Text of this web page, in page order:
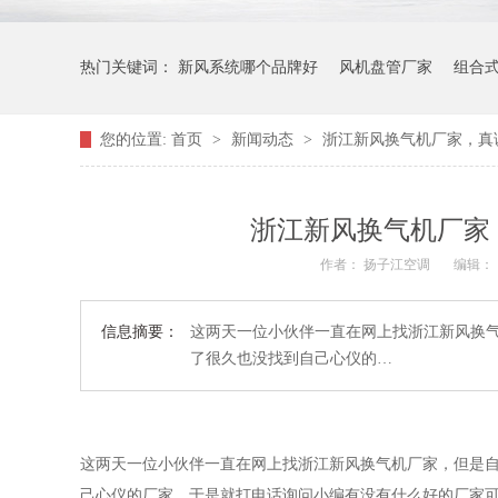
热门关键词： 新风系统哪个品牌好 风机盘管厂家 组合
您的位置: 首页 > 新闻动态 > 浙江新风换气机厂家，
浙江新风换气机厂
作者： 扬子江空调 编辑：
信息摘要：
这两天一位小伙伴一直在网上找浙江新风换
了很久也没找到自己心仪的…
这两天一位小伙伴一直在网上找浙江新风换气机厂家，但是